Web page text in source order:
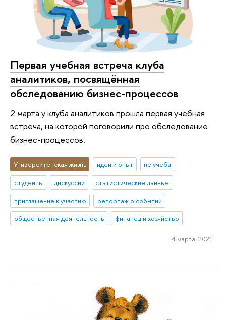
Первая учебная встреча клуба
аналитиков, посвящённая
обследованию бизнес-процессов
2 марта у клуба аналитиков прошла первая учебная
встреча, на которой поговорили про обследование
бизнес-процессов.
Университетская жизнь идеи и опыт
не учеба
студенты
дискуссии
статистические данные
приглашение к участию
репортаж о событии
общественная деятельность
финансы и хозяйство
4 марта 2021